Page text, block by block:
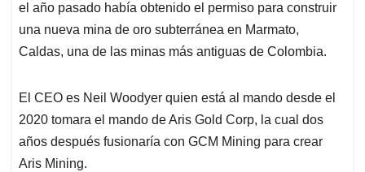
el año pasado había obtenido el permiso para construir
una nueva mina de oro subterránea en Marmato,
Caldas, una de las minas más antiguas de Colombia.
El CEO es Neil Woodyer quien está al mando desde el
2020 tomara el mando de Aris Gold Corp, la cual dos
años después fusionaría con GCM Mining para crear
Aris Mining.